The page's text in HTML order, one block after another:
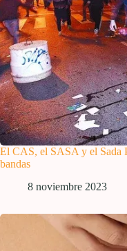
El CAS, el SASA y el Sada
bandas
8 noviembre 2023